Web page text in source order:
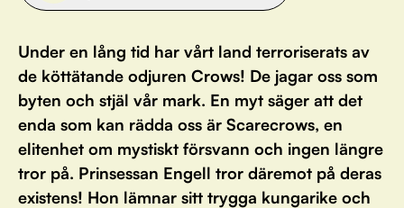
Under en lång tid har vårt land terroriserats av
de köttätande odjuren Crows! De jagar oss som
byten och stjäl vår mark. En myt säger att det
enda som kan rädda oss är Scarecrows, en
elitenhet om mystiskt försvann och ingen längre
tror på. Prinsessan Engell tror däremot på deras
existens! Hon lämnar sitt trygga kungarike och